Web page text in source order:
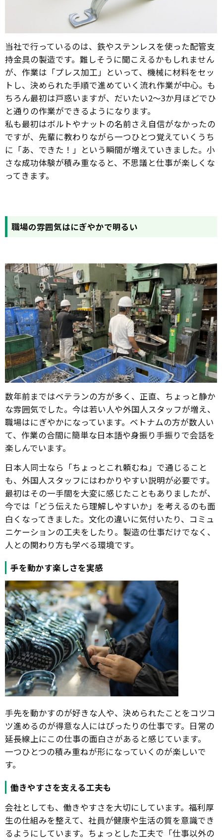
当社で行っているのは、鉄やステンレスを使った配管支
持金具の製造です。難しそうに聞こえるかもしれません
が、作業は「プレス加工」といって、機械に材料をセッ
トし、決められた手順で進めていく流れ作業が中心。も
ちろん最初は戸惑いますが、だいたい2〜3か月ほどでひ
と通りの作業ができるようになります。
私も最初はボルトやナットの名前さえ自信がなかったの
ですが、先輩に教わりながら一つひとつ覚えていくうち
に「あ、できた！」という瞬間が増えていきました。小
さな成功体験が積み重なると、不思議と仕事が楽しくな
ってきます。
職場の雰囲気はにぎやかで明るい
数年前まではベテランの方が多く、正直、ちょっと静か
な雰囲気でした。今は若い人や外国人スタッフが増え、
職場はにぎやかになっています。ベトナムの方が数人い
て、作業の合間に簡単な日本語や身振り手振りで会話を
楽しんでいます。
日本人同士なら「ちょっとこれ頼むね」で通じること
も、外国人スタッフにはわかりやすい説明が必要です。
最初はその一手間を大変に感じたこともありましたが、
今では「どう伝えたら理解しやすいか」を考えるのも面
白くなってきました。文化の違いに気付いたり、コミュ
ニケーションの工夫をしたり。製造の仕事だけでなく、
人との関わり方も学べる環境です。
手を動かす楽しさを実感
手先を動かすのが好きな人や、決められたことをコツコ
ツ進めるのが得意な人にはぴったりの仕事です。日常の
延長線上にこの仕事の面白さがあると感じています。
一つひとつの積み重ねが形になっていくのが楽しいで
す。
働きやすさを支える工夫も
会社としても、働きやすさを大切にしています。福利厚
生の仕組みを整えて、社員が健康や生活の質を意識でき
るようにしています。ちょっとした工夫で「仕事以外の